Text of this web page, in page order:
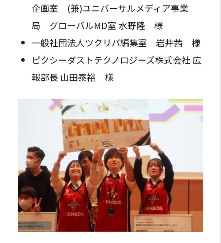
企画室 (兼)ユニバーサルメディア事業
局 グローバルMD室 水野隆 様
一般社団法人ツクリバ編集室 岩井茜 様
ピクシーダストテクノロジーズ株式会社 広
報部長 山田泰裕 様